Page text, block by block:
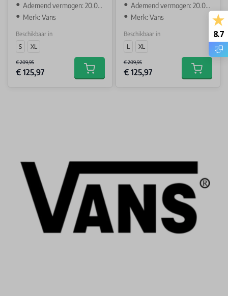
Ademend vermogen: 20.000 GR
Merk: Vans
Beschikbaar in
S
XL
€ 209,95
€ 125,97 Add to cart
Ademend vermogen: 20.000 GR
Merk: Vans
Beschikbaar in
L
XL
€ 209,95
€ 125,97 Add to
8.7